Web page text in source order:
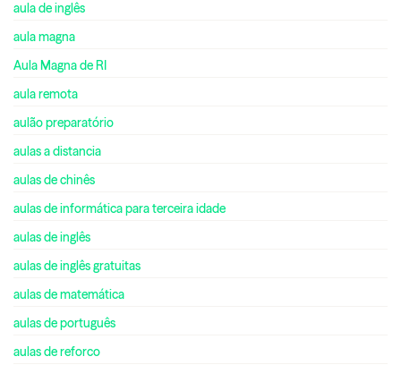
aula de inglês
aula magna
Aula Magna de RI
aula remota
aulão preparatório
aulas a distancia
aulas de chinês
aulas de informática para terceira idade
aulas de inglês
aulas de inglês gratuitas
aulas de matemática
aulas de português
aulas de reforco